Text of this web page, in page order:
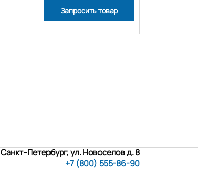
Запросить товар
Санкт-Петербург, ул. Новоселов д. 8
+7 (800) 555-86-90